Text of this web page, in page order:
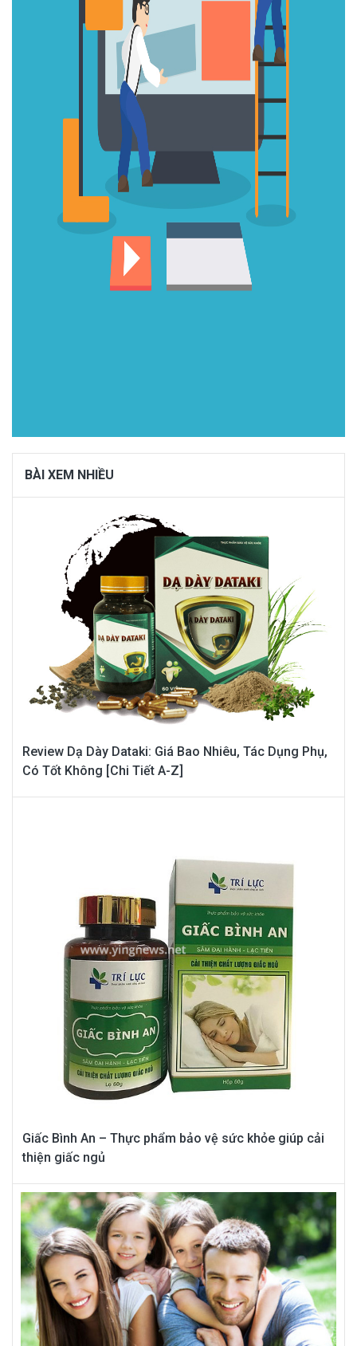
BÀI XEM NHIỀU
Review Dạ Dày Dataki: Giá Bao Nhiêu, Tác Dụng Phụ,
Có Tốt Không [Chi Tiết A-Z]
Giấc Bình An – Thực phẩm bảo vệ sức khỏe giúp cải
thiện giấc ngủ